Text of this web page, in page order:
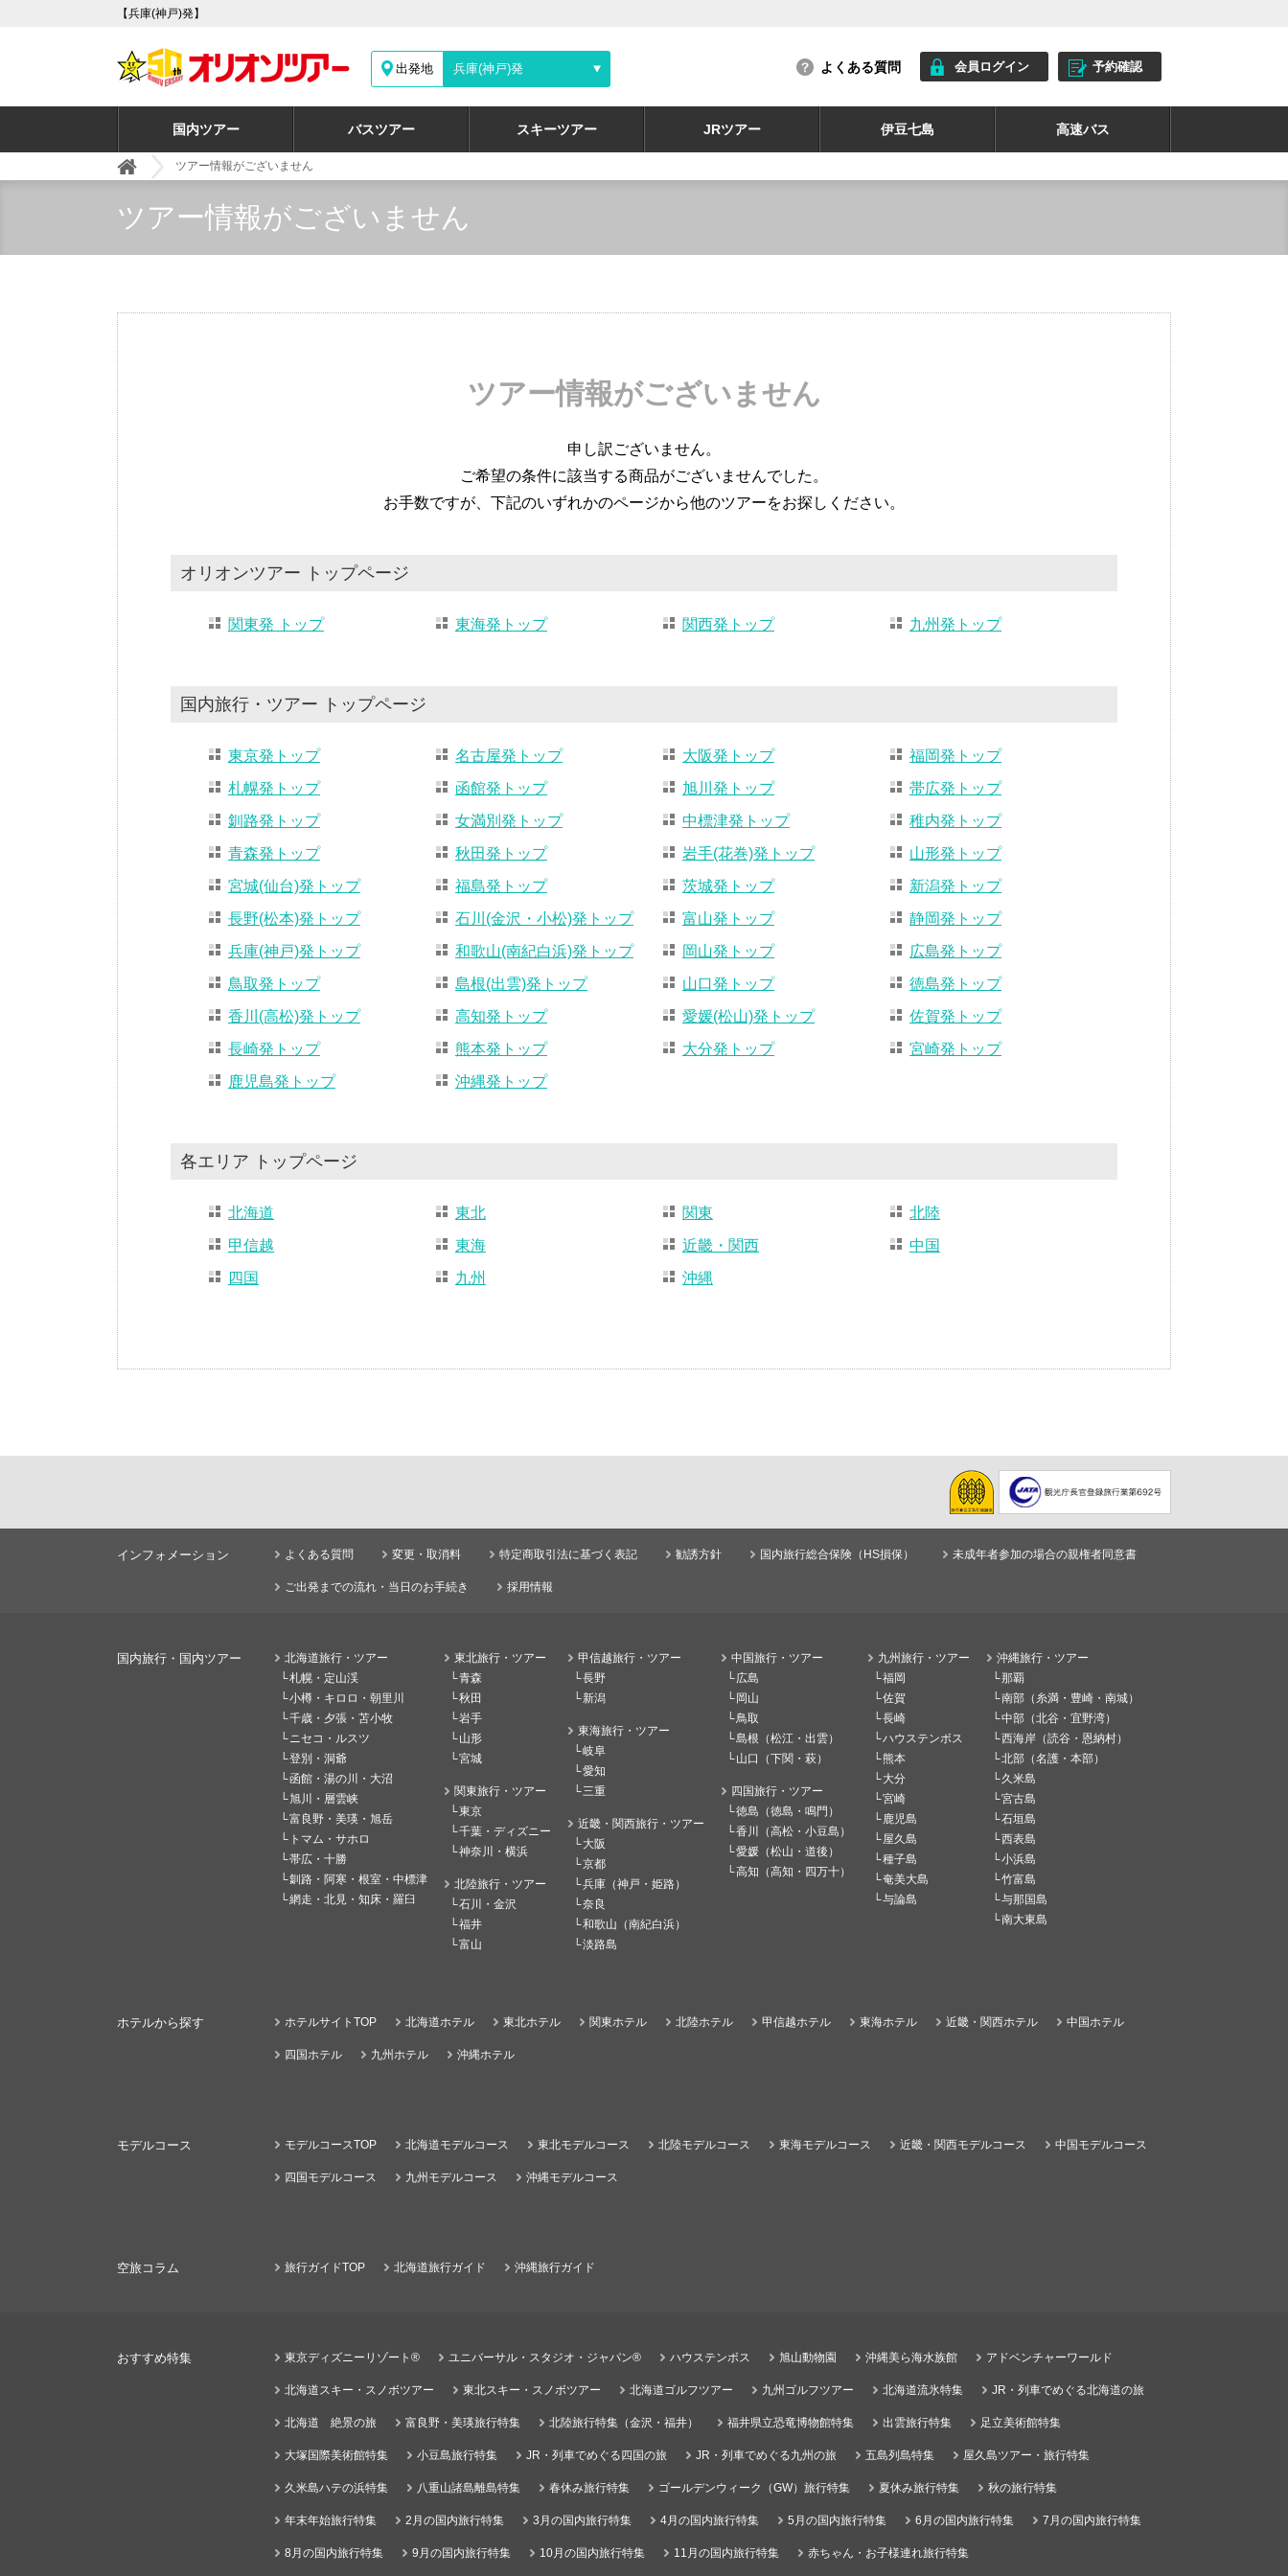
【兵庫(神戸)発】
出発地 兵庫(神戸)発 よくある質問 会員ログイン 予約確認
国内ツアー バスツアー スキーツアー JRツアー 伊豆七島 高速バス
ツアー情報がございません
ツアー情報がございません
ツアー情報がございません
申し訳ございません。
ご希望の条件に該当する商品がございませんでした。
お手数ですが、下記のいずれかのページから他のツアーをお探しください。
オリオンツアー トップページ
関東発 トップ 東海発トップ 関西発トップ 九州発トップ
国内旅行・ツアー トップページ
東京発トップ 名古屋発トップ 大阪発トップ
福岡発トップ
札幌発トップ
函館発トップ 旭川発トップ
帯広発トップ
釧路発トップ
女満別発トップ 中標津発トップ
稚内発トップ
青森発トップ
秋田発トップ 岩手(花巻)発トップ
山形発トップ
宮城(仙台)発トップ
福島発トップ 茨城発トップ
新潟発トップ
長野(松本)発トップ
石川(金沢・小松)発トップ 富山発トップ
静岡発トップ
兵庫(神戸)発トップ
和歌山(南紀白浜)発トップ 岡山発トップ
広島発トップ
鳥取発トップ
島根(出雲)発トップ 山口発トップ
徳島発トップ
香川(高松)発トップ
高知発トップ 愛媛(松山)発トップ
佐賀発トップ
長崎発トップ
熊本発トップ 大分発トップ
宮崎発トップ
鹿児島発トップ
沖縄発トップ
各エリア トップページ
北海道 東北 関東
北陸
甲信越
東海 近畿・関西
中国
四国
九州 沖縄
インフォメーション よくある質問 変更・取消料 特定商取引法に基づく表記 勧誘方針 国内旅行総合保険（HS損保） 未成年者参加の場合の親権者同意書
ご出発までの流れ・当日のお手続き 採用情報
国内旅行・国内ツアー
北海道旅行・ツアー
札幌・定山渓
小樽・キロロ・朝里川
千歳・夕張・苫小牧
ニセコ・ルスツ
登別・洞爺
函館・湯の川・大沼
旭川・層雲峡
富良野・美瑛・旭岳
トマム・サホロ
帯広・十勝
釧路・阿寒・根室・中標津
網走・北見・知床・羅臼
東北旅行・ツアー
青森
秋田
岩手
山形
宮城
関東旅行・ツアー
東京
千葉・ディズニー
神奈川・横浜
北陸旅行・ツアー
石川・金沢
福井
富山
甲信越旅行・ツアー
長野
新潟
東海旅行・ツアー
岐阜
愛知
三重
近畿・関西旅行・ツアー
大阪
京都
兵庫（神戸・姫路）
奈良
和歌山（南紀白浜）
淡路島
中国旅行・ツアー
広島
岡山
鳥取
島根（松江・出雲）
山口（下関・萩）
四国旅行・ツアー
徳島（徳島・鳴門）
香川（高松・小豆島）
愛媛（松山・道後）
高知（高知・四万十）
九州旅行・ツアー
福岡
佐賀
長崎
ハウステンボス
熊本
大分
宮崎
鹿児島
屋久島
種子島
奄美大島
与論島
沖縄旅行・ツアー
那覇
南部（糸満・豊崎・南城）
中部（北谷・宜野湾）
西海岸（読谷・恩納村）
北部（名護・本部）
久米島
宮古島
石垣島
西表島
小浜島
竹富島
与那国島
南大東島
ホテルから探す ホテルサイトTOP 北海道ホテル 東北ホテル 関東ホテル 北陸ホテル 甲信越ホテル 東海ホテル 近畿・関西ホテル 中国ホテル
四国ホテル 九州ホテル 沖縄ホテル
モデルコース モデルコースTOP 北海道モデルコース 東北モデルコース 北陸モデルコース 東海モデルコース 近畿・関西モデルコース 中国モデルコース
四国モデルコース 九州モデルコース 沖縄モデルコース
空旅コラム 旅行ガイドTOP 北海道旅行ガイド 沖縄旅行ガイド
おすすめ特集 東京ディズニーリゾート® ユニバーサル・スタジオ・ジャパン® ハウステンボス 旭山動物園 沖縄美ら海水族館 アドベンチャーワールド
北海道スキー・スノボツアー 東北スキー・スノボツアー 北海道ゴルフツアー 九州ゴルフツアー 北海道流氷特集 JR・列車でめぐる北海道の旅
北海道 絶景の旅 富良野・美瑛旅行特集 北陸旅行特集（金沢・福井） 福井県立恐竜博物館特集 出雲旅行特集 足立美術館特集
大塚国際美術館特集 小豆島旅行特集 JR・列車でめぐる四国の旅 JR・列車でめぐる九州の旅 五島列島特集 屋久島ツアー・旅行特集
久米島ハテの浜特集 八重山諸島離島特集 春休み旅行特集 ゴールデンウィーク（GW）旅行特集 夏休み旅行特集 秋の旅行特集
年末年始旅行特集 2月の国内旅行特集 3月の国内旅行特集 4月の国内旅行特集 5月の国内旅行特集 6月の国内旅行特集 7月の国内旅行特集
8月の国内旅行特集 9月の国内旅行特集 10月の国内旅行特集 11月の国内旅行特集 赤ちゃん・お子様連れ旅行特集